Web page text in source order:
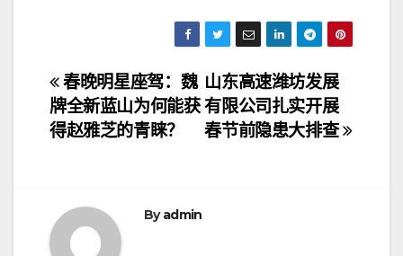
文
章
航
山东高速潍坊发展
有限公司扎实开展
春节前隐患大排查
春晚明星座驾：魏
牌全新蓝山为何能获
得赵雅芝的青睐？
Byadmin